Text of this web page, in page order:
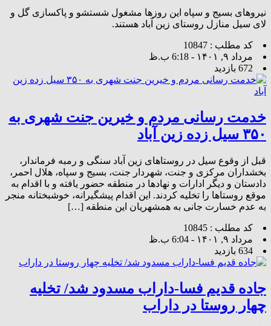
نیروهای بسیج و سپاه این روزها مشغول شستشو و پاکسازی گل و
لای سیل منازل روستای زین آباد هستند.
کد مطلب : 10847
مرداد ۹, ۱۴۰۱ - 6:18 ب.ظ
672 بازدید
خدمت رسانی مردم و خیرین جنت شهری به
۳۵٠ سیل زده زین آباد
قبل از وقوع سیل در روستاهای زین آباد سنگی و رمبه فرماندار،
بخشداران مرکزی و جنت، شهردار جنت، بسیج و سپاه، هلال احمر،
دادستان و دیگر ادارات و نهادها در منطقه حضور یافته و با اقدام به
موقع روستاها را تخلیه کردند. این اقدام پیشگیرانه، خوشبختانه منجر
به عدم خسارت جانی به همشهریان این منطقه […]
کد مطلب : 10845
مرداد ۹, ۱۴۰۱ - 6:04 ب.ظ
634 بازدید
جاده قدیم فسا-داراب مسدود شد/ تخلیه
چهار روستا در داراب